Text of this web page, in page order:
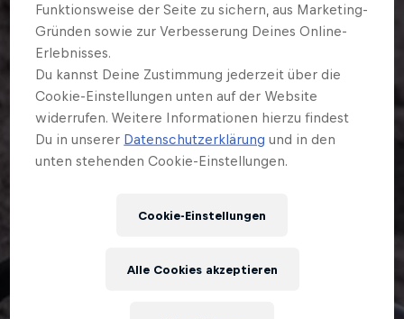
Funktionsweise der Seite zu sichern, aus Marketing-
Gründen sowie zur Verbesserung Deines Online-
Erlebnisses.
Du kannst Deine Zustimmung jederzeit über die
Cookie-Einstellungen unten auf der Website
widerrufen. Weitere Informationen hierzu findest
Du in unserer Datenschutzerklärung und in den
unten stehenden Cookie-Einstellungen.
Cookie-Einstellungen
Alle Cookies akzeptieren